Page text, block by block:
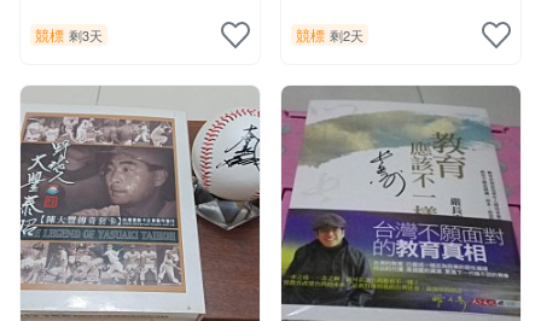
競標 剩3天 競標 剩2天